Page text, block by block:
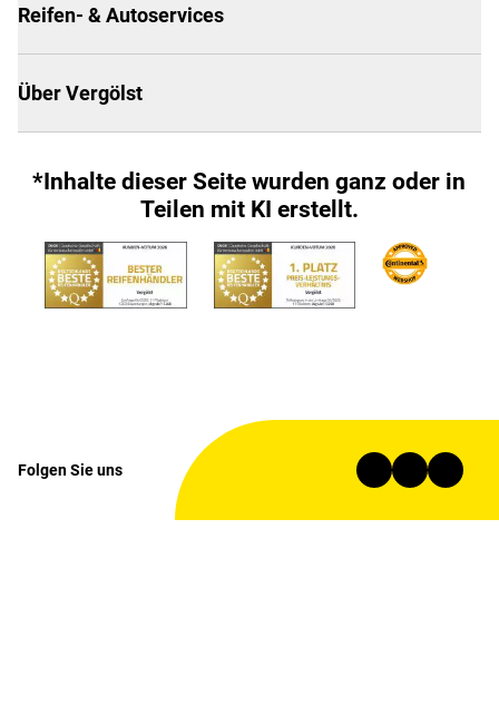
Reifen- & Autoservices
Über Vergölst
*Inhalte dieser Seite wurden ganz oder in
Teilen mit KI erstellt.
Folgen Sie uns